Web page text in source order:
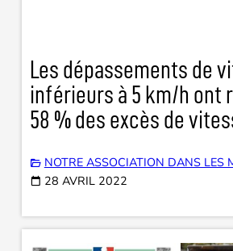
Les dépassements de
inférieurs à 5 km/h ont
58 % des excès de
NOTRE ASSOCIATION DANS LES
28 AVRIL 2022